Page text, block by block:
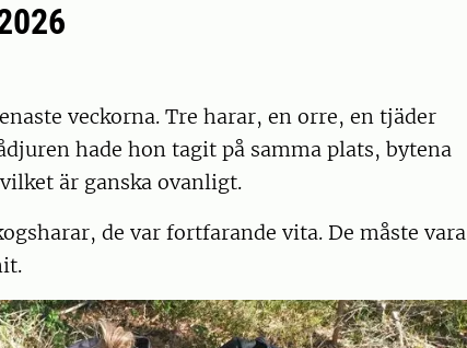
veckorna. Tre harar, en orre, en tjäder
hade hon tagit på samma plats, bytena
är ganska ovanligt.
de var fortfarande vita. De måste vara